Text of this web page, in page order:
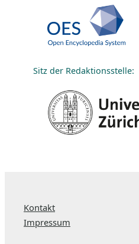
Sitz der Redaktionsstelle:
Kontakt
Impressum